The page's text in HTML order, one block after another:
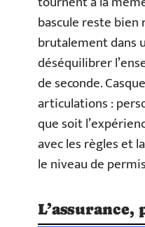
bascule reste bien
brutalement dans
déséquilibrer
de seconde.
articulations :
que soit
avec les règles et
le niveau de
L’assurance,